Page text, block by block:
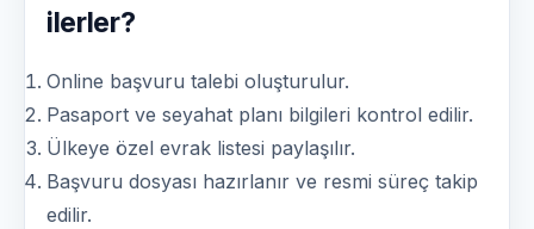
ilerler?
Online başvuru talebi oluşturulur.
Pasaport ve seyahat planı bilgileri kontrol edilir.
Ülkeye özel evrak listesi paylaşılır.
Başvuru dosyası hazırlanır ve resmi süreç takip
edilir.